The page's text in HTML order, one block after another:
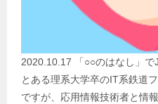
2020.10.17 「○○のはなし」で
とある理系大学卒のIT系鉄道
ですが、応用情報技術者と情